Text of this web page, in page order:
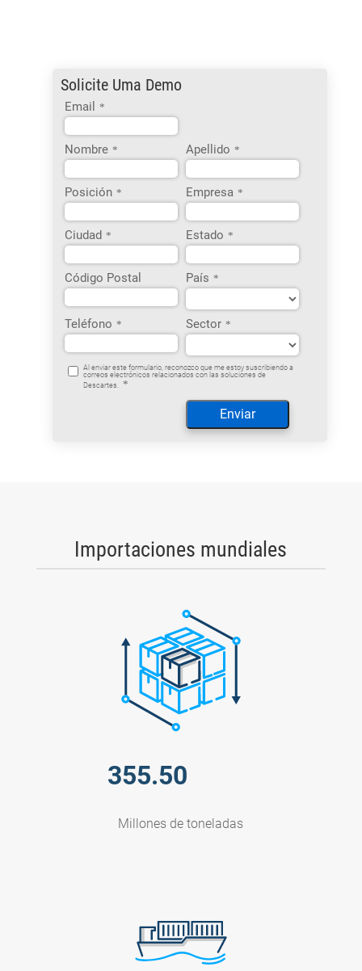
Solicite Uma Demo
Email *
Nombre * Apellido *
Posición * Empresa *
Ciudad * Estado *
Código Postal País *
Teléfono * Sector *
Al enviar este formulario, reconozco que me estoy suscribiendo a
correos electrónicos relacionados con las soluciones de
Descartes. *
Importaciones mundiales
355.50
Millones de toneladas